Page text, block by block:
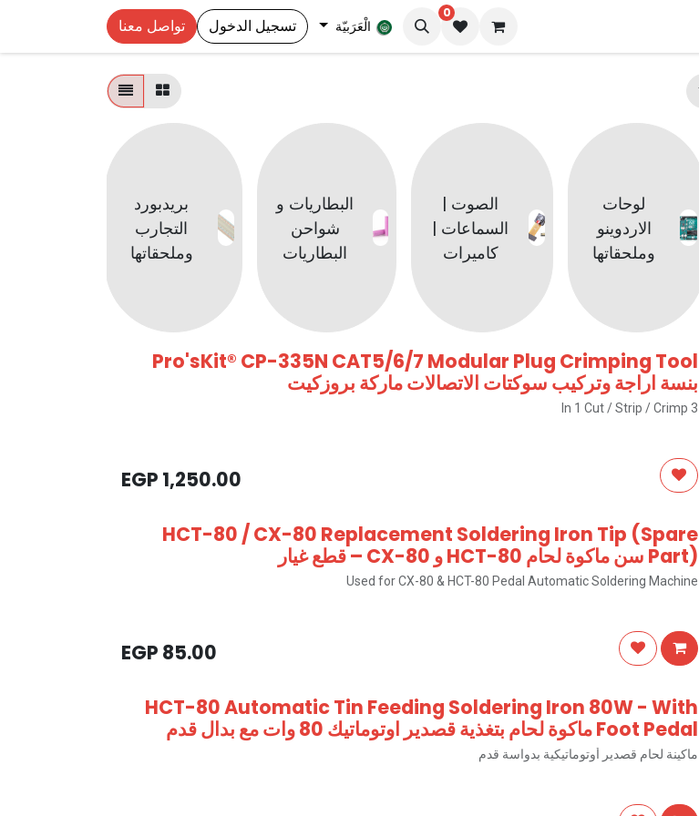
0
الْعَرَبيّة تسجيل الدخول تواصل معنا
لوحات
الاردوينو
وملحقاتها
الصوت |
السماعات |
كاميرات
البطاريات و
شواحن
البطاريات
بريدبورد
التجارب
وملحقاتها
Pro'sKit® CP-335N CAT5/6/7 Modular Plug Crimping Tool
بنسة اراجة وتركيب سوكتات الاتصالات ماركة بروزكيت
3 In 1 Cut / Strip / Crimp
1,250.00
HCT-80 / CX-80 Replacement Soldering Iron Tip (Spare
Part) سن ماكوة لحام HCT-80 و CX-80 – قطع غيار
Used for CX-80 & HCT-80 Pedal Automatic Soldering Machine
85.00
HCT-80 Automatic Tin Feeding Soldering Iron 80W - With
Foot Pedal ماكوة لحام بتغذية قصدير اوتوماتيك 80 وات مع بدال قدم
ماكينة لحام قصدير أوتوماتيكية بدواسة قدم